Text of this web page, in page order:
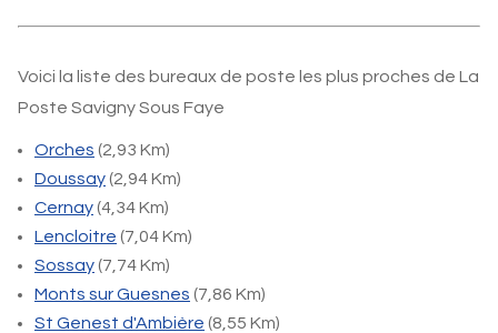
Voici la liste des bureaux de poste les plus proches de La
Poste Savigny Sous Faye
Orches (2,93 Km)
Doussay(2,94 Km)
Cernay(4,34 Km)
Lencloitre (7,04 Km)
Sossay(7,74 Km)
Monts sur Guesnes (7,86 Km)
St Genest d'Ambière (8,55 Km)